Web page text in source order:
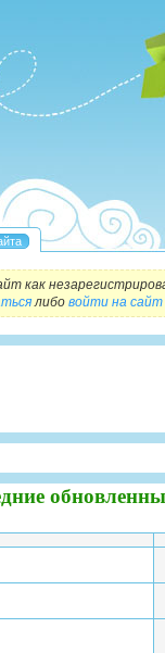
как
либо войти на сайт